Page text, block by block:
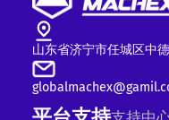
山东省济宁市任城区中